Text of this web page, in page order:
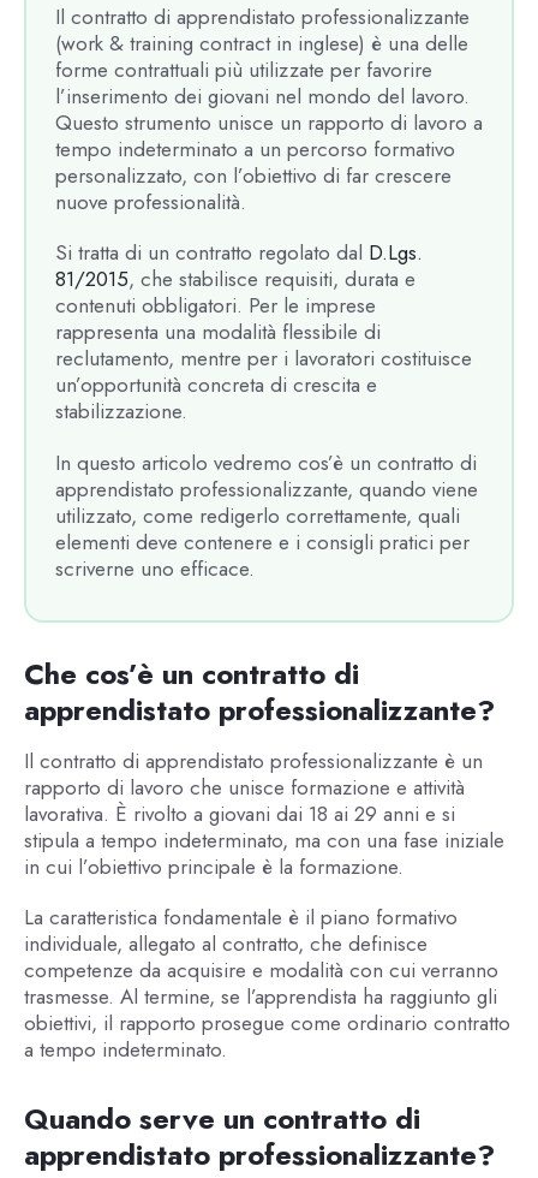
Il contratto di apprendistato professionalizzante
(work & training contract in inglese) è una delle
forme contrattuali più utilizzate per favorire
l’inserimento dei giovani nel mondo del lavoro.
Questo strumento unisce un rapporto di lavoro a
tempo indeterminato a un percorso formativo
personalizzato, con l’obiettivo di far crescere
nuove professionalità.
Si tratta di un contratto regolato dal D.Lgs.
81/2015, che stabilisce requisiti, durata e
contenuti obbligatori. Per le imprese
rappresenta una modalità flessibile di
reclutamento, mentre per i lavoratori costituisce
un’opportunità concreta di crescita e
stabilizzazione.
In questo articolo vedremo cos’è un contratto di
apprendistato professionalizzante, quando viene
utilizzato, come redigerlo correttamente, quali
elementi deve contenere e i consigli pratici per
scriverne uno efficace.
Che cos’è un contratto di
apprendistato professionalizzante?
Il contratto di apprendistato professionalizzante è un
rapporto di lavoro che unisce formazione e attività
lavorativa. È rivolto a giovani dai 18 ai 29 anni e si
stipula a tempo indeterminato, ma con una fase iniziale
in cui l’obiettivo principale è la formazione.
La caratteristica fondamentale è il piano formativo
individuale, allegato al contratto, che definisce
competenze da acquisire e modalità con cui verranno
trasmesse. Al termine, se l’apprendista ha raggiunto gli
obiettivi, il rapporto prosegue come ordinario contratto
a tempo indeterminato.
Quando serve un contratto di
apprendistato professionalizzante?